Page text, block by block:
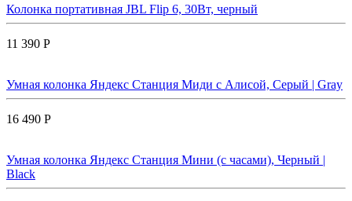
Колонка портативная JBL Flip 6, 30Вт, черный
11 390 Р
Умная колонка Яндекс Станция Миди с Алисой, Cерый | Gray
16 490 Р
Умная колонка Яндекс Станция Мини (с часами), Черный |
Black